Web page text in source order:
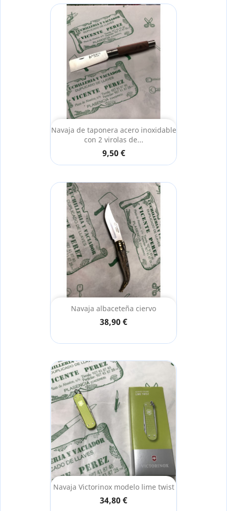
Navaja de taponera acero inoxidable
con 2 virolas de...
9,50 €
Navaja albaceteña ciervo
38,90 €
Navaja Victorinox modelo lime twist
34,80 €